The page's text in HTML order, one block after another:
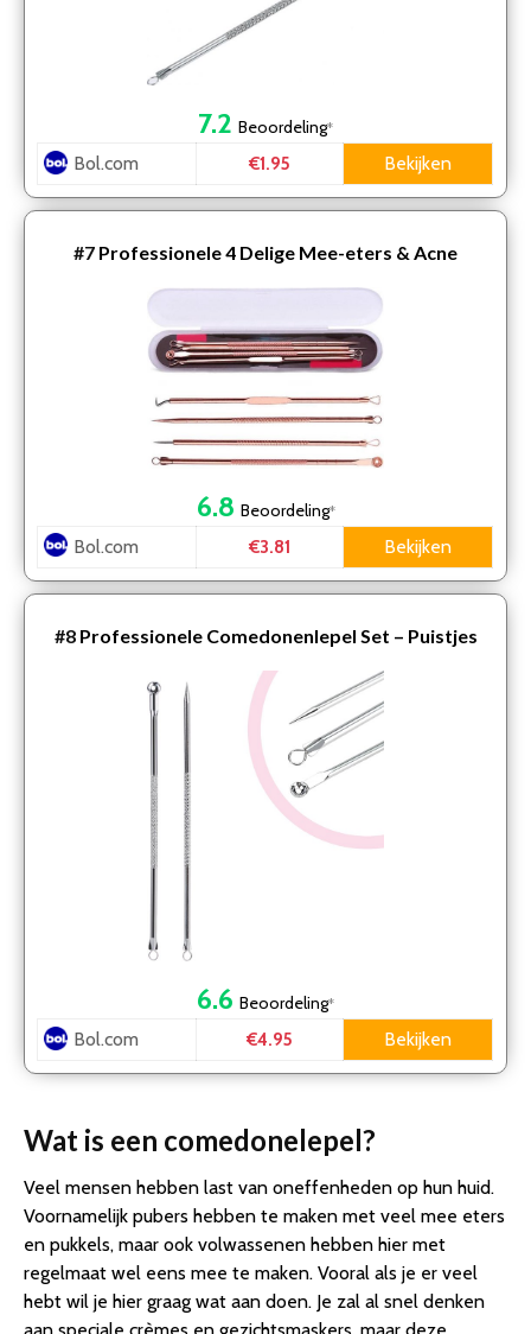
7.2 Beoordeling*
Bol.com €1.95 Bekijken
#7 Professionele 4 Delige Mee-eters & Acne
Verwijderen Set
6.8 Beoordeling*
Bol.com €3.81 Bekijken
#8 Professionele Comedonenlepel Set – Puistjes
verwijderen – Comedonendrukker – Puisten
verwijderaar -…
6.6 Beoordeling*
Bol.com €4.95 Bekijken
Wat is een comedonelepel?
Veel mensen hebben last van oneffenheden op hun huid.
Voornamelijk pubers hebben te maken met veel mee eters
en pukkels, maar ook volwassenen hebben hier met
regelmaat wel eens mee te maken. Vooral als je er veel
hebt wil je hier graag wat aan doen. Je zal al snel denken